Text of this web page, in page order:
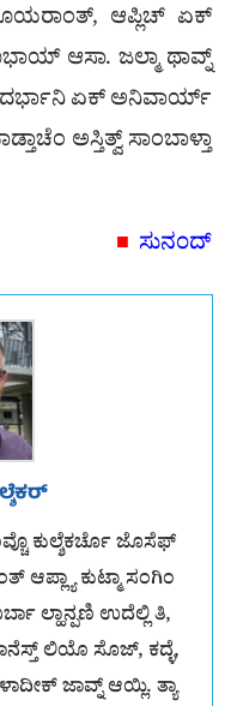
ಆಪ್ಲಿಚ್ ಏಕ್
ಆಸಾ. ಜಲ್ಮಾ ಥಾವ್ನ್
ಏಕ್ ಅನಿವಾರ್ಯ್
ಅಸ್ತಿತ್ವ್ ಸಾಂಬಾಳ್ತಾ
■ ಸುನಂದ್
ಕುಲ್ಶೆಕರ್ಚೊ ಜೊಸೆಫ್
ಆಪ್ಲ್ಯಾ ಕುಟ್ಮಾ ಸಂಗಿಂ
ಲ್ಹಾನ್ಪಣಿ ಉದೆಲ್ಲಿ ತಿ,
ಲಿಯೊ ಸೊಜ್, ಕದ್ಳೆ,
ಜಾವ್ನ್ ಆಯ್ಲಿ. ತ್ಯಾ